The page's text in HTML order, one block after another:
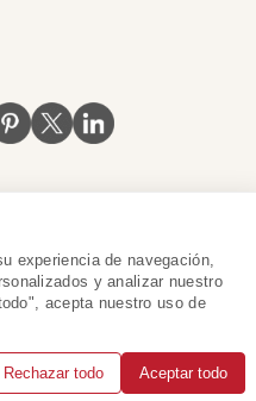
de Singapur |
| Certificado de Chile |
de Mexico |
todos los derechos.
experiencia de navegación,
y analizar nuestro
acepta nuestro uso de
Rechazar todo Aceptar todo